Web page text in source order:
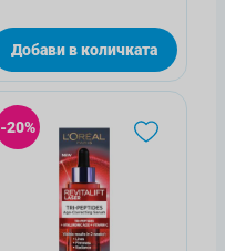
Добави в количката
-20%